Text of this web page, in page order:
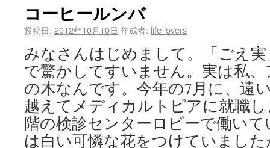
コーヒールンバ
投稿日: 2012年10月10日 作成者: life lovers
みなさんはじめまして。「ごえ
で驚かしてすいません。実は私
の木なんです。今年の7月に、遠
越えてメディカルトピアに就職
階の検診センターロビーで働い
は白い可憐な花をつけていまし